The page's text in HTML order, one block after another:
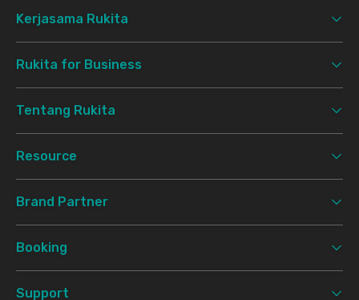
Kerjasama Rukita
Rukita for Business
Tentang Rukita
Resource
Brand Partner
Booking
Support